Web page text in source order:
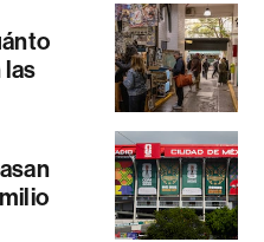
las